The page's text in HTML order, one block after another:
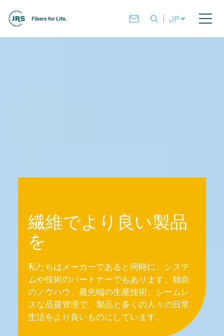
JP
繊維でより良い製品
を
私たちはメーカーであると同時に、システ
ムや技術のパートナーでもあります。独自
のノウハウ、最先端の生産技術、シームレ
スな品質管理で、製品と多くの人々の日常
生活をより良いものにしています。